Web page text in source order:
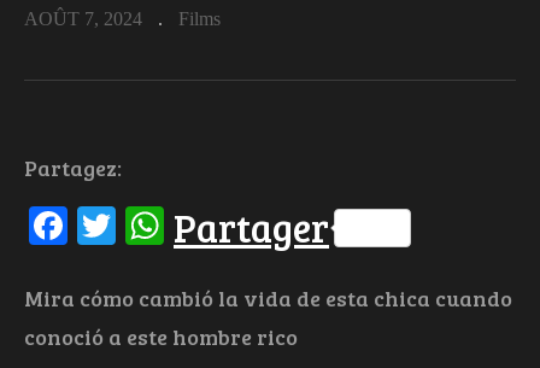
AOÛT 7, 2024 Films
Partagez:
Facebook
Twitter
WhatsApp
Partager
Mira cómo cambió la vida de esta chica cuando
conoció a este hombre rico